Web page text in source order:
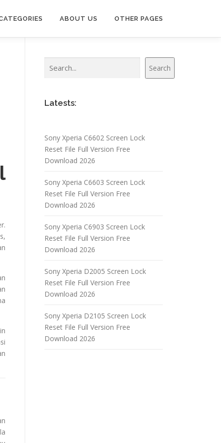
ABOUT US OTHER PAGES
Search
Latests:
Sony Xperia C6602 Screen Lock
Reset File Full Version Free
Download 2026
Sony Xperia C6603 Screen Lock
Reset File Full Version Free
Download 2026
Sony Xperia C6903 Screen Lock
Reset File Full Version Free
Download 2026
Sony Xperia D2005 Screen Lock
Reset File Full Version Free
Download 2026
Sony Xperia D2105 Screen Lock
Reset File Full Version Free
Download 2026